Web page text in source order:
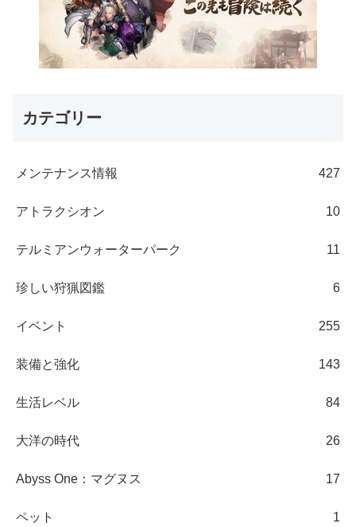
カテゴリー
メンテナンス情報 427
アトラクシオン 10
テルミアンウォーターパーク 11
珍しい狩猟図鑑 6
イベント 255
装備と強化 143
生活レベル 84
大洋の時代 26
Abyss One：マグヌス 17
ペット 1